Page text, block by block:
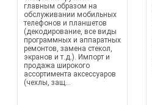
главным образом на
обслуживании мобильных
телефонов и планшетов
(декодирование, все виды
программных и аппаратных
ремонтов, замена стекол,
экранов и т.д.). Импорт и
продажа широкого
ассортимента аксессуаров
(чехлы, защ...